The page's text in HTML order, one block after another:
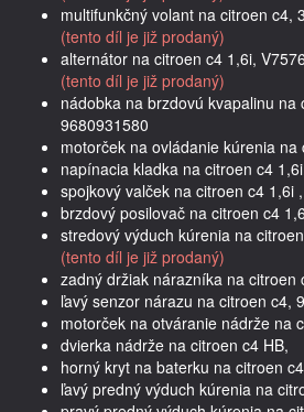
multifunkčný volant na citroen c4,
(tento díl je již prodaný)
alternátor na citroen c4 1,6i,
(tento díl je již prodaný)
nádobka na brzdovú kvapalinu na
9680931580
motorček na ovládanie kúrenia
napínacia kladka na citroen c4
spojkový valček na citroen c4 1,6i
brzdový posilovač na citroen c4
stredový výduch kúrenia na
(tento díl je již prodaný)
zadný držiak nárazníka na citroen
ľavý senzor nárazu na citroen c4,
motorček na otváranie nádrže na
dvierka nádrže na citroen c4 HB,
horný kryt na baterku na citroen
ľavý predný výduch kúrenia na